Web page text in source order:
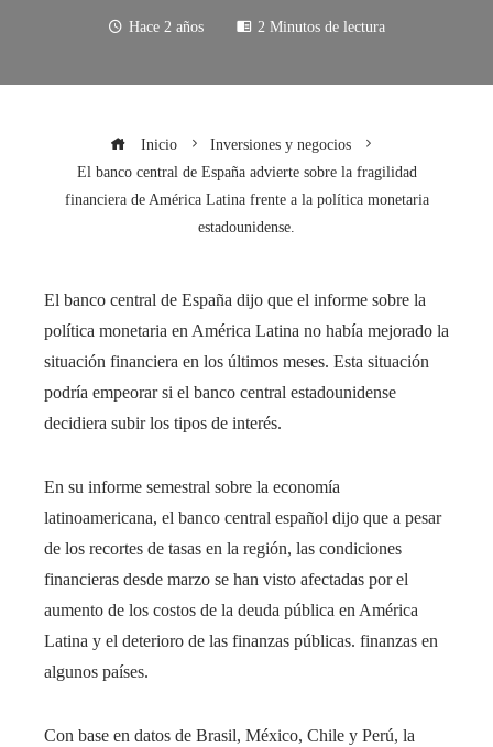
Hace 2 años 2 Minutos de lectura
Inicio
Inversiones y negocios
El banco central de España advierte sobre la fragilidad
financiera de América Latina frente a la política monetaria
estadounidense.
El banco central de España dijo que el informe sobre la
política monetaria en América Latina no había mejorado la
situación financiera en los últimos meses. Esta situación
podría empeorar si el banco central estadounidense
decidiera subir los tipos de interés.
En su informe semestral sobre la economía
latinoamericana, el banco central español dijo que a pesar
de los recortes de tasas en la región, las condiciones
financieras desde marzo se han visto afectadas por el
aumento de los costos de la deuda pública en América
Latina y el deterioro de las finanzas públicas. finanzas en
algunos países.
Con base en datos de Brasil, México, Chile y Perú, la